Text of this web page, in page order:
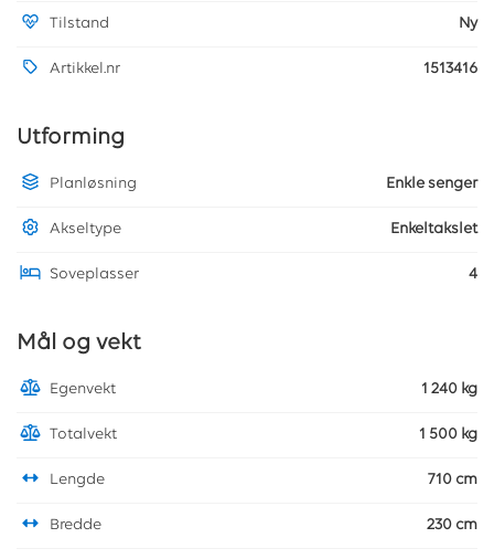
Tilstand Ny
Artikkel.nr 1513416
Utforming
Planløsning Enkle senger
Akseltype Enkeltakslet
Soveplasser 4
Mål og vekt
Egenvekt 1 240 kg
Totalvekt 1 500 kg
Lengde 710 cm
Bredde 230 cm